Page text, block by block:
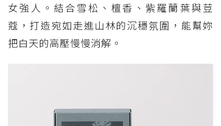
女強人。結合雪松、檀香、紫羅蘭葉與荳
蔻，打造宛如走進山林的沉穩氛圍，能幫妳
把白天的高壓慢慢消解。